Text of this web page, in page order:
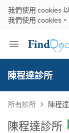
我們使用 cookies
我們使用 cookies。
Keyword
陳程達診所
所有診所 陳程
陳程達診所